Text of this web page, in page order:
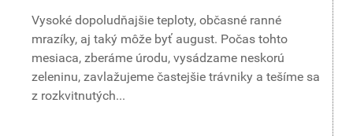
Vysoké dopoludňajšie teploty, občasné ranné
mrazíky, aj taký môže byť august. Počas tohto
mesiaca, zberáme úrodu, vysádzame neskorú
zeleninu, zavlažujeme častejšie trávniky a tešíme sa
z rozkvitnutých...